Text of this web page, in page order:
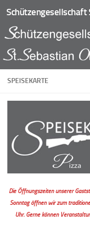
Zum Inhalt springen
SPEISEKARTE
Die Öffnungszeiten unserer
Sonntag öffnen wir zum
Uhr. Gerne können